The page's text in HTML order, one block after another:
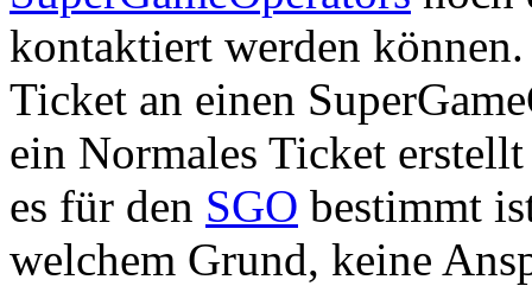
kontaktiert werden
Ticket an einen
ein Normales Ticket
es für den SGO bestimmt
welchem Grund, keine